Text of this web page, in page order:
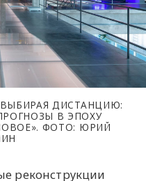
ДИСТАНЦИЮ:
В ЭПОХУ
ФОТО: ЮРИЙ
реконструкции